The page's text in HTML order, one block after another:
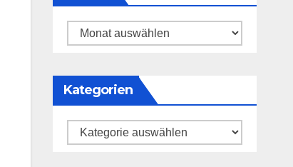
Archiv
Kategorien
Kategorien